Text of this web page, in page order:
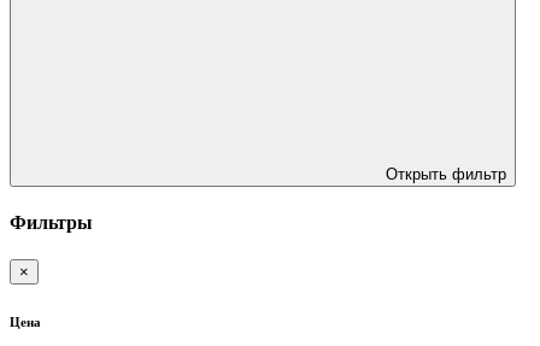
Открыть фильтр
Фильтры
×
Цена